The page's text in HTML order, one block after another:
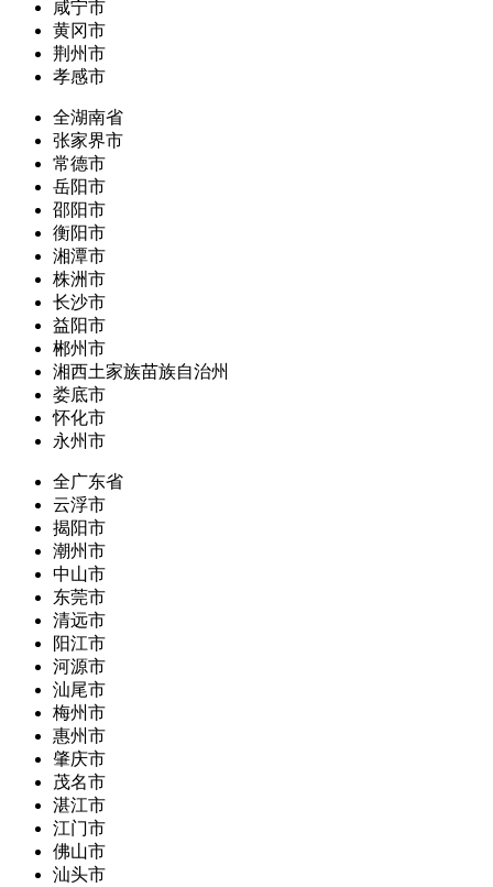
咸宁市
黄冈市
荆州市
孝感市
全湖南省
张家界市
常德市
岳阳市
邵阳市
衡阳市
湘潭市
株洲市
长沙市
益阳市
郴州市
湘西土家族苗族自治州
娄底市
怀化市
永州市
全广东省
云浮市
揭阳市
潮州市
中山市
东莞市
清远市
阳江市
河源市
汕尾市
梅州市
惠州市
肇庆市
茂名市
湛江市
江门市
佛山市
汕头市